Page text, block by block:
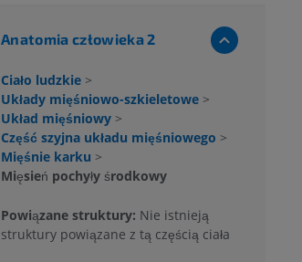
Anatomia człowieka 2
Ciało ludzkie >
Układy mięśniowo-szkieletowe >
Układ mięśniowy >
Część szyjna układu mięśniowego >
Mięśnie karku >
Mięsień pochyły środkowy
Powiązane struktury: Nie istnieją
struktury powiązane z tą częścią ciała